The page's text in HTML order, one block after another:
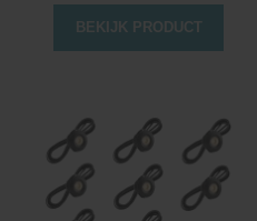
BEKIJK PRODUCT